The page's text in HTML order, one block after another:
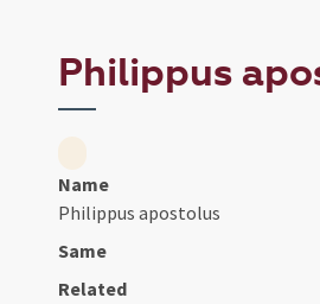
Philippus
Name
Philippus apostolus
Same
Related